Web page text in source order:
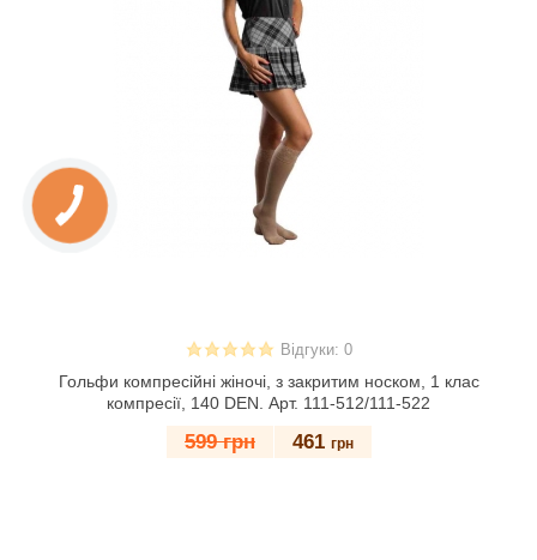
Відгуки: 0
Гольфи компресійні жіночі, з закритим носком, 1 клас
компресії, 140 DEN. Арт. 111-512/111-522
599 грн 461 грн